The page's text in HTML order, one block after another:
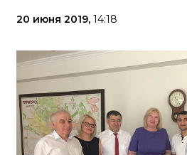
20 июня 2019, 14:18